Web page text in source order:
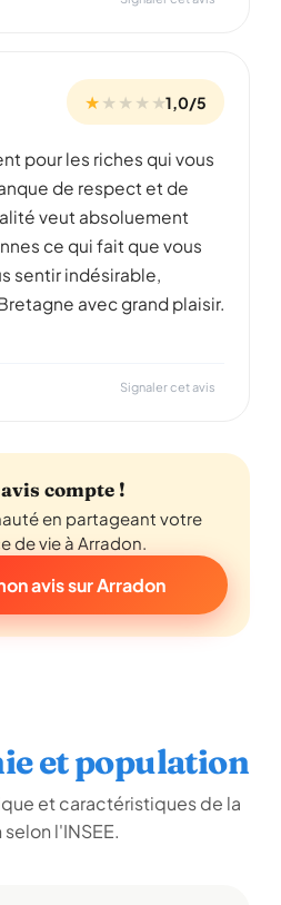
★★ ★ ★ ★1,0/5
pour les riches qui vous
de respect et de
veut absoluement
ce qui fait que vous
sentir indésirable,
avec grand plaisir.
Signaler cet avis
compte !
en partageant votre
de vie à Arradon.
avis sur Arradon
et population
et caractéristiques de la
l'INSEE.